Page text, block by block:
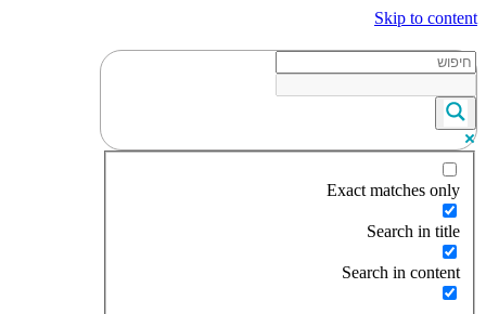
Skip to content
Exact matches only
Search in title
Search in content